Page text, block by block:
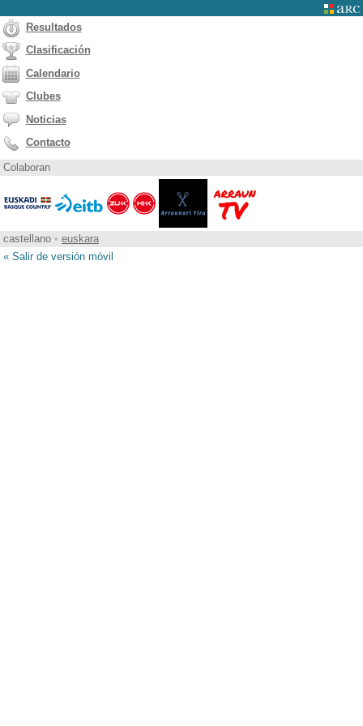
Resultados
Clasificación
Calendario
Clubes
Noticias
Contacto
Colaboran
castellano • euskara
« Salir de versión móvil